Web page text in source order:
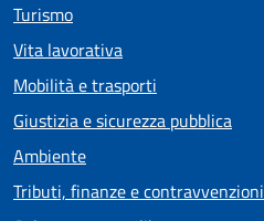
Turismo
Vita lavorativa
Mobilità e trasporti
Giustizia e sicurezza pubblica
Ambiente
Tributi, finanze e contravvenzioni